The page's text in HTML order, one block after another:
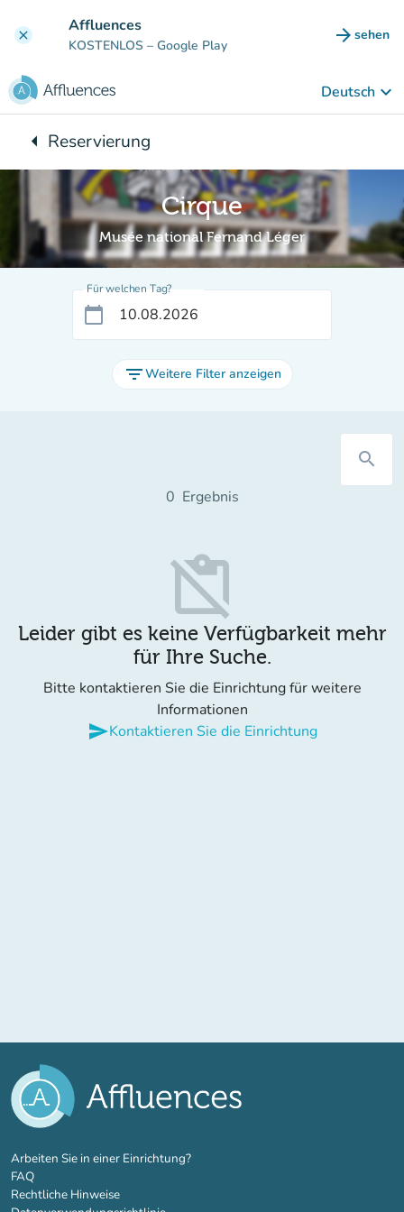
clear Affluences
KOSTENLOS – Google Play arrow_forward sehen
(new
Deutsch keyboard_arrow_down
arrow_leftZurück zu:
Reservierung
Cirque
Musée national Fernand Léger
Für welchen Tag?
calendar_today
filter_listWeitere Filter anzeigen
search
0 Ergebnis
content_paste_off
Leider gibt es keine Verfügbarkeit mehr
für Ihre Suche.
Bitte kontaktieren Sie die Einrichtung für weitere
Informationen
sendKontaktieren Sie die Einrichtung
Arbeiten Sie in einer Einrichtung?(new tab)
FAQ
Rechtliche Hinweise